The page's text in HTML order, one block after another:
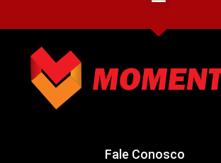
Fale Conosco